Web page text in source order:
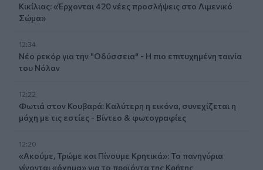
Κικίλιας: «Έρχονται 420 νέες προσλήψεις στο Λιμενικό
Σώμα»
12:34
Νέο ρεκόρ για την "Οδύσσεια" - Η πιο επιτυχημένη ταινία
του Νόλαν
12:22
Φωτιά στον Κουβαρά: Καλύτερη η εικόνα, συνεχίζεται η
μάχη με τις εστίες - Βίντεο & φωτογραφίες
12:20
«Ακούμε, Τρώμε και Πίνουμε Κρητικά»: Τα πανηγύρια
γίνονται «όχημα» για τα προϊόντα της Κρήτης